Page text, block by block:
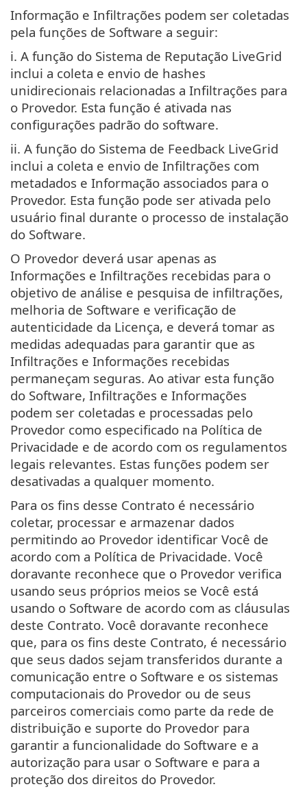
Informação e Infiltrações podem ser coletadas
pela funções de Software a seguir:
i. A função do Sistema de Reputação LiveGrid
inclui a coleta e envio de hashes
unidirecionais relacionadas a Infiltrações para
o Provedor. Esta função é ativada nas
configurações padrão do software.
ii. A função do Sistema de Feedback LiveGrid
inclui a coleta e envio de Infiltrações com
metadados e Informação associados para o
Provedor. Esta função pode ser ativada pelo
usuário final durante o processo de instalação
do Software.
O Provedor deverá usar apenas as
Informações e Infiltrações recebidas para o
objetivo de análise e pesquisa de infiltrações,
melhoria de Software e verificação de
autenticidade da Licença, e deverá tomar as
medidas adequadas para garantir que as
Infiltrações e Informações recebidas
permaneçam seguras. Ao ativar esta função
do Software, Infiltrações e Informações
podem ser coletadas e processadas pelo
Provedor como especificado na Política de
Privacidade e de acordo com os regulamentos
legais relevantes. Estas funções podem ser
desativadas a qualquer momento.
Para os fins desse Contrato é necessário
coletar, processar e armazenar dados
permitindo ao Provedor identificar Você de
acordo com a Política de Privacidade. Você
doravante reconhece que o Provedor verifica
usando seus próprios meios se Você está
usando o Software de acordo com as cláusulas
deste Contrato. Você doravante reconhece
que, para os fins deste Contrato, é necessário
que seus dados sejam transferidos durante a
comunicação entre o Software e os sistemas
computacionais do Provedor ou de seus
parceiros comerciais como parte da rede de
distribuição e suporte do Provedor para
garantir a funcionalidade do Software e a
autorização para usar o Software e para a
proteção dos direitos do Provedor.